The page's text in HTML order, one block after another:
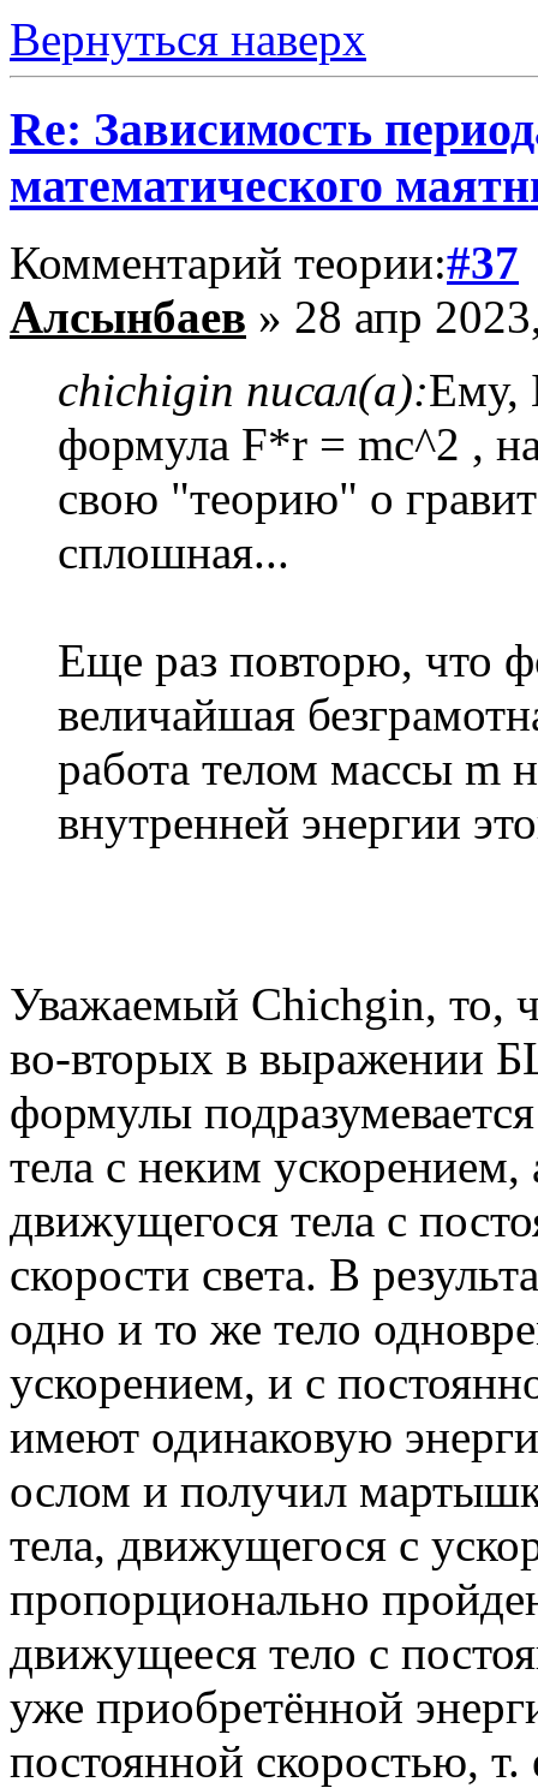
Вернуться наверх
Re: Зависимость
математического
Комментарий теории:#37
Алсынбаев » 28 апр
chichigin писал(а):Ему,
формула F*r = mc^2 ,
свою "теорию" о
сплошная...
Еще раз повторю, что
величайшая
работа телом массы m
внутренней энергии
Уважаемый Chichgin, то,
во-вторых в выражении
формулы
тела с неким ускорением,
движущегося тела с
скорости света. В
одно и то же тело
ускорением, и с
имеют одинаковую
ослом и получил
тела, движущегося с
пропорционально
движущееся тело с
уже приобретённой
постоянной скоростью, т.